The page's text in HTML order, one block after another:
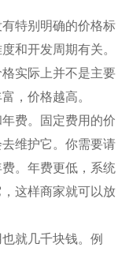
特别明确的价格标
和开发周期有关。
实际上并不是主要
，价格越高。
费。固定费用的价
维护它。你需要请
。年费更低，系统
这样商家就可以放
就几千块钱。例